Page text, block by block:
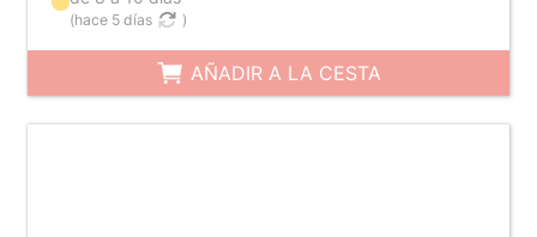
(hace 5 días )
AÑADIR A LA CESTA